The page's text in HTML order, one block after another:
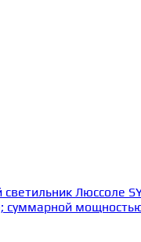
Люссоле
суммарной